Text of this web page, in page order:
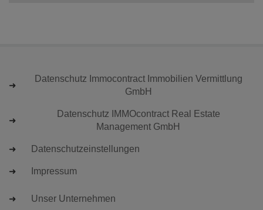
Datenschutz Immocontract Immobilien Vermittlung
GmbH
Datenschutz IMMOcontract Real Estate
Management GmbH
Datenschutzeinstellungen
Impressum
Unser Unternehmen